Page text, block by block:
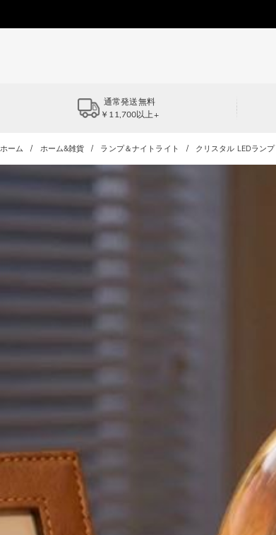
通常発送無料
￥11,700以上+
ホーム ホーム&雑貨 ランプ＆ナイトライト クリスタル LEDランプ